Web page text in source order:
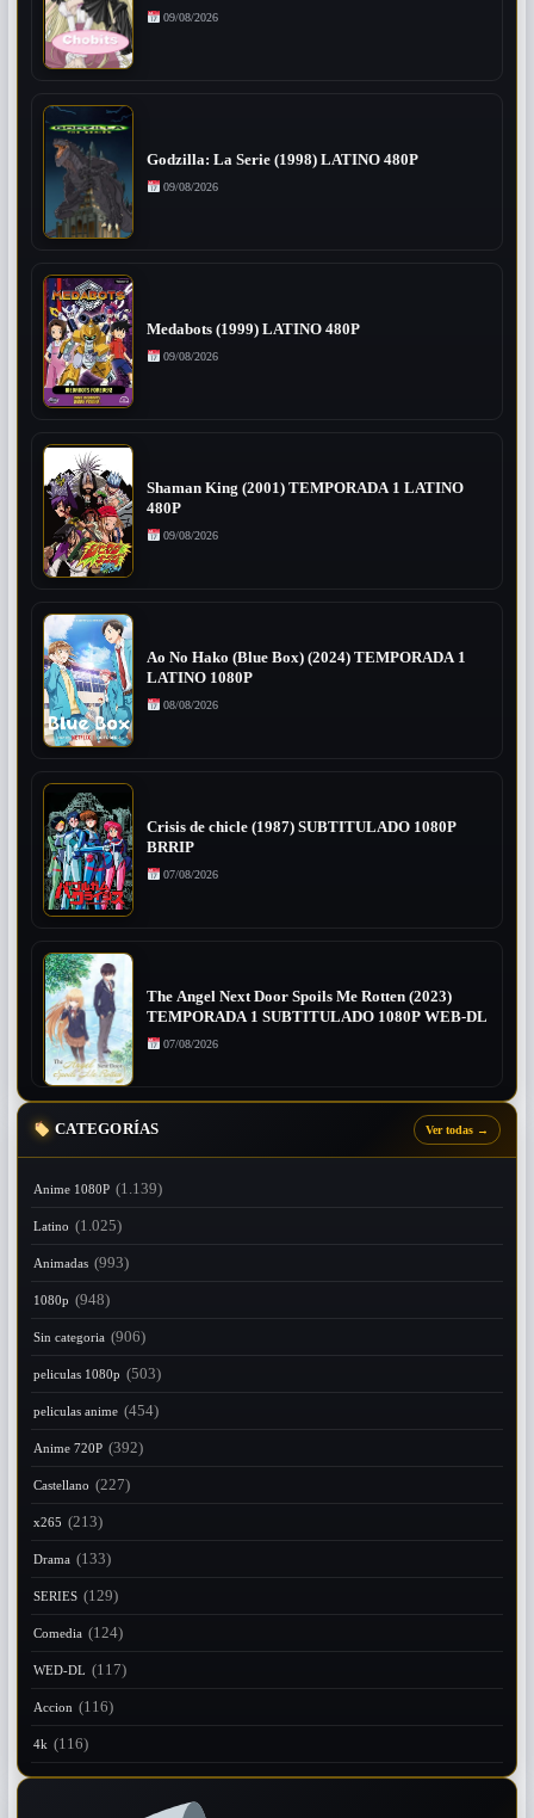
09/08/2026
Godzilla: La Serie (1998) LATINO 480P
09/08/2026
Medabots (1999) LATINO 480P
09/08/2026
Shaman King (2001) TEMPORADA 1 LATINO
480P
09/08/2026
Ao No Hako (Blue Box) (2024) TEMPORADA 1
LATINO 1080P
08/08/2026
Crisis de chicle (1987) SUBTITULADO 1080P
BRRIP
07/08/2026
The Angel Next Door Spoils Me Rotten (2023)
TEMPORADA 1 SUBTITULADO 1080P WEB-DL
07/08/2026
CATEGORÍAS Ver todas →
Anime 1080P (1.139)
Latino (1.025)
Animadas (993)
1080p (948)
Sin categoria (906)
peliculas 1080p (503)
peliculas anime (454)
Anime 720P (392)
Castellano (227)
x265 (213)
Drama (133)
SERIES (129)
Comedia (124)
WED-DL (117)
Accion (116)
4k (116)